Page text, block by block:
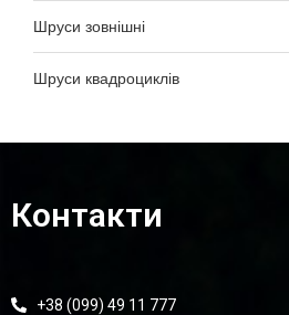
Шруси зовнішні
Шруси квадроциклів
Контакти
+38 (099) 49 11 777